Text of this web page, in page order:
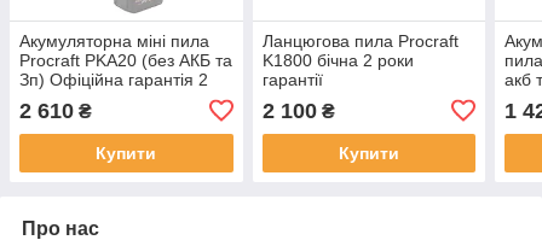
Акумуляторна міні пила
Procraft PKA20 (без АКБ та
Зп) Офіційна гарантія 2
2 610 ₴
Купити
Ланцюгова пила Procraft
K1800 бічна 2 роки
гарантії
2 100₴
Купити
акб
1
Про нас